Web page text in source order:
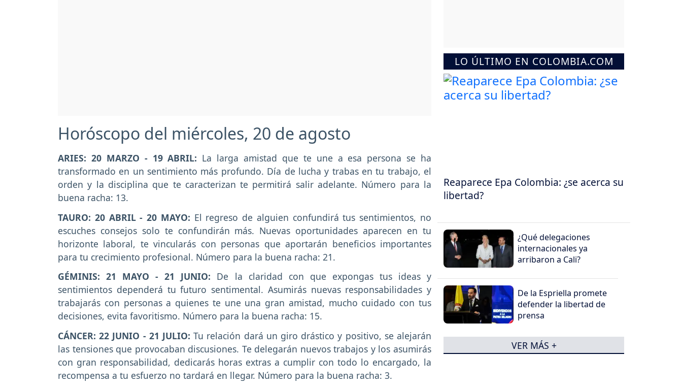
Horóscopo del miércoles, 20 de agosto
ARIES: 20 MARZO - 19 ABRIL: La larga amistad que te une a esa persona se ha
transformado en un sentimiento más profundo. Día de lucha y trabas en tu trabajo, el
orden y la disciplina que te caracterizan te permitirá salir adelante. Número para la
buena racha: 13.
TAURO: 20 ABRIL - 20 MAYO: El regreso de alguien confundirá tus sentimientos, no
escuches consejos solo te confundirán más. Nuevas oportunidades aparecen en tu
horizonte laboral, te vincularás con personas que aportarán beneficios importantes
para tu crecimiento profesional. Número para la buena racha: 21.
GÉMINIS: 21 MAYO - 21 JUNIO: De la claridad con que expongas tus ideas y
sentimientos dependerá tu futuro sentimental. Asumirás nuevas responsabilidades y
trabajarás con personas a quienes te une una gran amistad, mucho cuidado con tus
decisiones, evita favoritismo. Número para la buena racha: 15.
CÁNCER: 22 JUNIO - 21 JULIO:Tu relación dará un giro drástico y positivo, se alejarán
las tensiones que provocaban discusiones. Te delegarán nuevos trabajos y los asumirás
con gran responsabilidad, dedicarás horas extras a cumplir con todo lo encargado, la
recompensa a tu esfuerzo no tardará en llegar. Número para la buena racha: 3.
LO ÚLTIMO EN COLOMBIA.COM
Reaparece Epa Colombia: ¿se acerca su
libertad?
¿Qué delegaciones
internacionales ya
arribaron a Cali?
De la Espriella promete
defender la libertad de
prensa
VER MÁS +